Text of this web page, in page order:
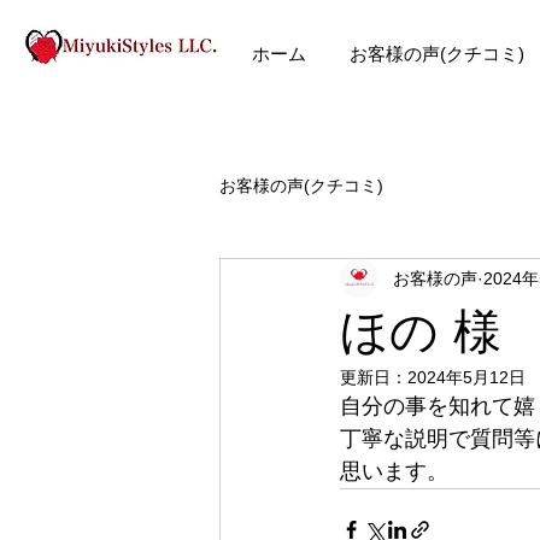
ホーム お客様の声(クチコミ)
お客様の声(クチコミ)
ほの 様
お客様の声 2024
更新日： 2024年5月12日
自分の事を知れて
丁寧な説明で質問
思います。